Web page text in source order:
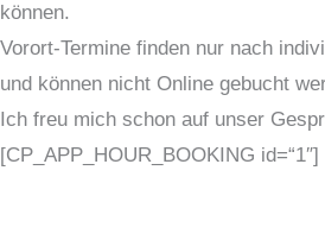
können.
Vorort-Termine finden nur nach
und können nicht Online gebucht
Ich freu mich schon auf unser
[CP_APP_HOUR_BOOKING id=“1″]